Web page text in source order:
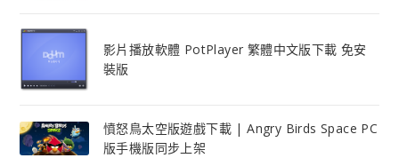
影片播放軟體 PotPlayer 繁體中文版下載 免安
裝版
憤怒鳥太空版遊戲下載 | Angry Birds Space PC
版手機版同步上架